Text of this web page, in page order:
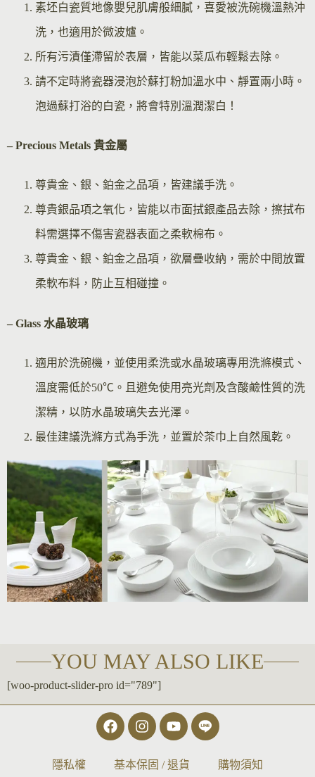
素坯白瓷質地像嬰兒肌膚般細膩，喜愛被洗碗機溫熱沖
洗，也適用於微波爐。
所有污漬僅滯留於表層，皆能以菜瓜布輕鬆去除。
請不定時將瓷器浸泡於蘇打粉加溫水中、靜置兩小時。
泡過蘇打浴的白瓷，將會特別溫潤潔白！
– Precious Metals 貴金屬
尊貴金、銀、鉑金之品項，皆建議手洗。
尊貴銀品項之氧化，皆能以市面拭銀產品去除，擦拭布
料需選擇不傷害瓷器表面之柔軟棉布。
尊貴金、銀、鉑金之品項，欲層疊收納，需於中間放置
柔軟布料，防止互相碰撞。
– Glass 水晶玻璃
適用於洗碗機，並使用柔洗或水晶玻璃專用洗滌模式、
溫度需低於50℃。且避免使用亮光劑及含酸鹼性質的洗
潔精，以防水晶玻璃失去光澤。
最佳建議洗滌方式為手洗，並置於茶巾上自然風乾。
YOU MAY ALSO LIKE
[woo-product-slider-pro id="789"]
隱私權 基本保固 / 退貨 購物須知